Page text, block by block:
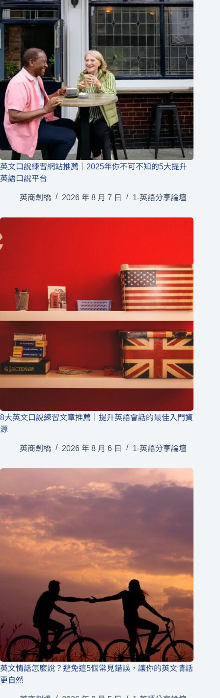
英文口說練習網站推薦｜2025年你不可不知的5大提升
英語口說平台
英商劍橋 2026 年 8 月 7 日 1-英語分享論壇
8大英文口說練習文章推薦｜提升英語會話的最佳入門資
源
英商劍橋 2026 年 8 月 6 日 1-英語分享論壇
英文情話怎麼說？避免這5個常見錯誤，讓你的英文情話
更自然